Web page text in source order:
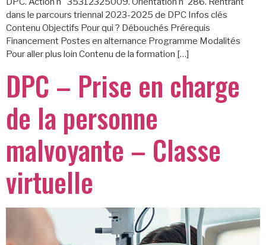
dans le parcours triennal 2023-2025 de DPC Infos clés
Contenu Objectifs Pour qui ? Débouchés Prérequis
Financement Postes en alternance Programme Modalités
Pour aller plus loin Contenu de la formation […]
DPC – Prise en charge
de la personne
malvoyante – Classe
virtuelle